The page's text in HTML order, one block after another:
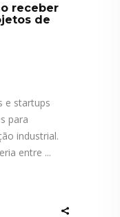
receber
de
e startups
para
industrial.
entre